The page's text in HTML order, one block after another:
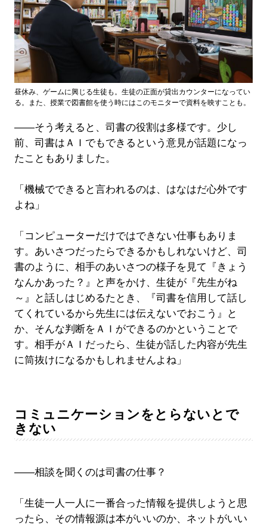
昼休み、ゲームに興じる生徒も。生徒の正面が貸出カウンターになってい
る。また、授業で図書館を使う時にはこのモニターで資料を映すことも。
――そう考えると、司書の役割は多様です。少し
前、司書はＡＩでもできるという意見が話題になっ
たこともありました。
「機械でできると言われるのは、はなはだ心外です
よね」
「コンピューターだけではできない仕事もありま
す。あいさつだったらできるかもしれないけど、司
書のように、相手のあいさつの様子を見て『きょう
なんかあった？』と声をかけ、生徒が『先生がね
～』と話しはじめるたとき、『司書を信用して話し
てくれているから先生には伝えないでおこう』と
か、そんな判断をＡＩができるのかということで
す。相手がＡＩだったら、生徒が話した内容が先生
に筒抜けになるかもしれませんよね」
コミュニケーションをとらないとで
きない
――相談を聞くのは司書の仕事？
「生徒一人一人に一番合った情報を提供しようと思
ったら、その情報源は本がいいのか、ネットがいい